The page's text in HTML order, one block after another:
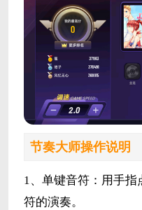
节奏大师操作说明
1、单键音符：用手
符的演奏。